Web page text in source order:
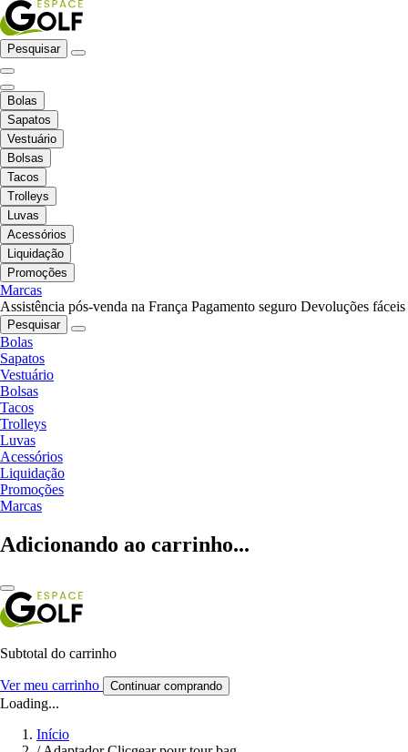
Pesquisar
Bolas
Sapatos
Vestuário
Bolsas
Tacos
Trolleys
Luvas
Acessórios
Liquidação
Promoções
Marcas
Assistência pós-venda na França Pagamento seguro Devoluções fáceis
Pesquisar
Bolas
Sapatos
Vestuário
Bolsas
Tacos
Trolleys
Luvas
Acessórios
Liquidação
Promoções
Marcas
Adicionando ao carrinho...
Subtotal do carrinho
Ver meu carrinho Continuar comprando
Loading...
Início